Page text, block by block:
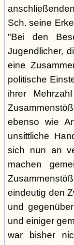
Sch. seine
"Bei den
Jugendlicher,
eine
politische
ihrer
ebenso wie
unsittliche
sich nun an
machen
eindeutig den
und
und einiger
war bisher